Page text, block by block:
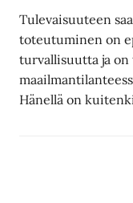
Tulevaisuuteen
toteutuminen on
turvallisuutta ja on
Hänellä on